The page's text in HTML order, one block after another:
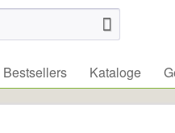
Bestsellers Kataloge